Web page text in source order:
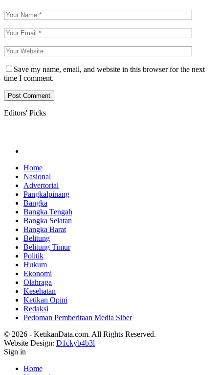
Save my name, email, and website in this browser for the next
time I comment.
Editors' Picks
Home
Nasional
Advertorial
Pangkalpinang
Bangka
Bangka Tengah
Bangka Selatan
Bangka Barat
Belitung
Belitung Timur
Politik
Hukum
Ekonomi
Olahraga
Kesehatan
Ketikan Opini
Redaksi
Pedoman Pemberitaan Media Siber
© 2026 - KetikanData.com. All Rights Reserved.
Website Design: D1ckyb4b3l
Sign in
Home